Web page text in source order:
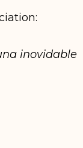
inovidable